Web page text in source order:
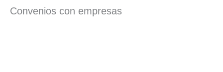
Convenios con empresas